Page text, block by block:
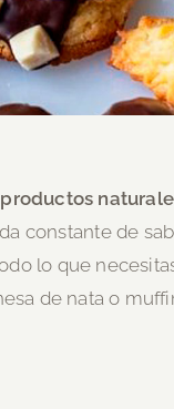
constante de
lo que
de nata o